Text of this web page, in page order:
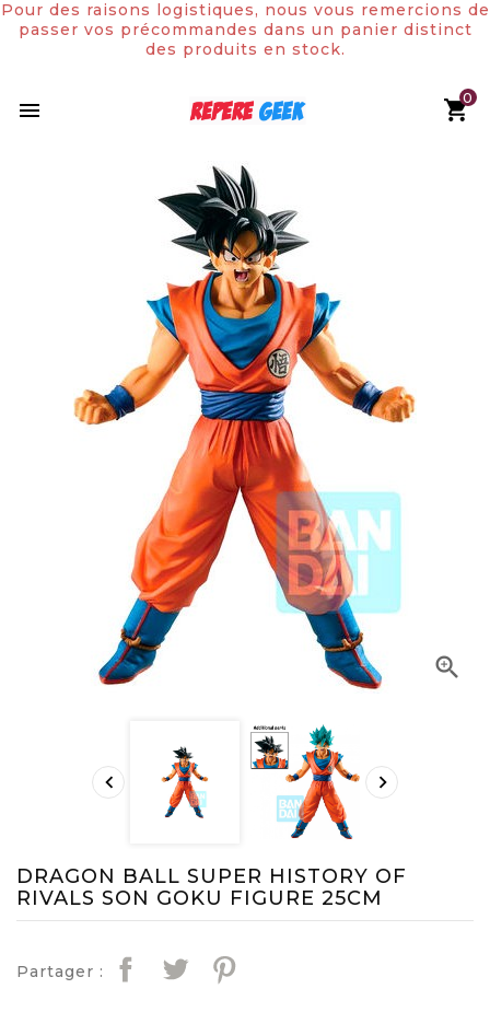

Pour des raisons logistiques, nous vous remercions de
passer vos précommandes dans un panier distinct
des produits en stock.
0

 
DRAGON BALL SUPER HISTORY OF
RIVALS SON GOKU FIGURE 25CM
Partager :